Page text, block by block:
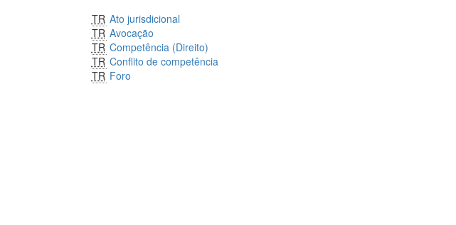
TR Ato jurisdicional
TR Avocação
TR Competência (Direito)
TR Conflito de competência
TR Foro